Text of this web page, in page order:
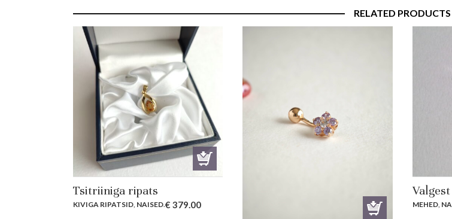
RELATED PRODUCTS
Tsitriiniga ripats
KIVIGA RIPATSID NAISED.€ 379.00 MEHED,